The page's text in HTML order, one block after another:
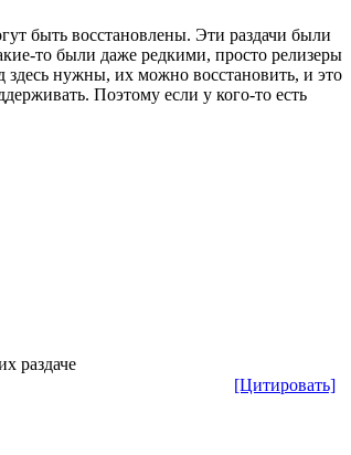
быть восстановлены. Эти раздачи были
то были даже редкими, просто релизеры
здесь нужны, их можно восстановить, и это
Поэтому если у кого-то есть
[Цитировать]
раздаче